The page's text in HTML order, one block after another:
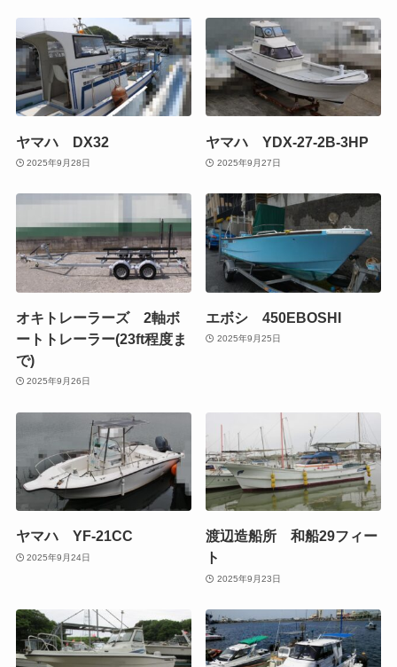
ヤマハ DX32
2025年9月28日
ヤマハ YDX-27-2B-3HP
2025年9月27日
オキトレーラーズ 2軸ボ
ートトレーラー(23ft程度ま
で)
2025年9月26日
エボシ 450EBOSHI
2025年9月25日
ヤマハ YF-21CC
2025年9月24日
渡辺造船所 和船29フィー
ト
2025年9月23日